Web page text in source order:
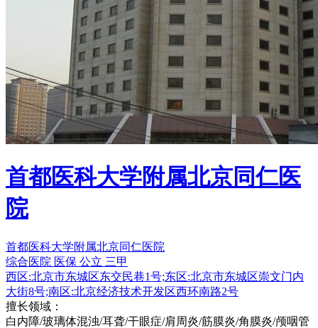
首都医科大学附属北京同仁医
院
首都医科大学附属北京同仁医院
综合医院 医保 公立 三甲
西区:北京市东城区东交民巷1号;东区:北京市东城区崇文门内
大街8号;南区:北京经济技术开发区西环南路2号
擅长领域：
白内障/玻璃体混浊/耳聋/干眼症/肩周炎/筋膜炎/角膜炎/颅咽管